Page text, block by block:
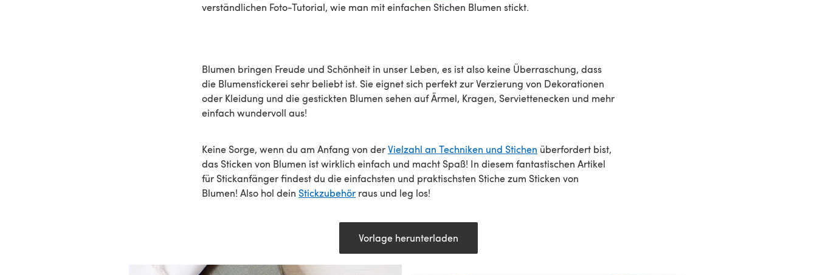
verständlichen Foto-Tutorial, wie man mit einfachen Stichen Blumen stickt.
Blumen bringen Freude und Schönheit in unser Leben, es ist also keine Überraschung, dass
die Blumenstickerei sehr beliebt ist. Sie eignet sich perfekt zur Verzierung von Dekorationen
oder Kleidung und die gestickten Blumen sehen auf Ärmel, Kragen, Serviettenecken und mehr
einfach wundervoll aus!
Keine Sorge, wenn du am Anfang von derVielzahl an Techniken und Stichen überfordert bist,
das Sticken von Blumen ist wirklich einfach und macht Spaß! In diesem fantastischen Artikel
für Stickanfänger findest du die einfachsten und praktischsten Stiche zum Sticken von
Blumen! Also hol dein Stickzubehör raus und leg los!
Vorlage herunterladen